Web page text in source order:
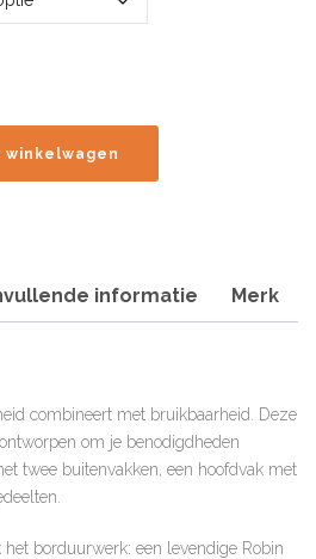
winkelwagen
informatie Merk
combineert met bruikbaarheid. Deze
om je benodigdheden
twee buitenvakken, een hoofdvak met
borduurwerk: een levendige Robin